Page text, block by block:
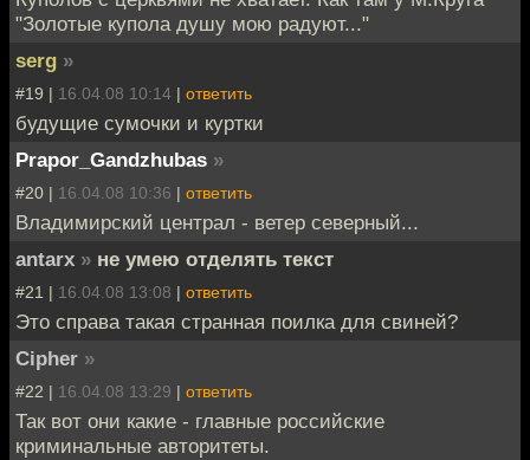
"Золотые купола душу мою радуют..."
serg »
#19 | 16.04.08 10:14 | ответить
будущие сумочки и куртки
Prapor_Gandzhubas »
#20 | 16.04.08 10:36 | ответить
Владимирский централ - ветер северный...
antarx » не умею отделять текст
#21 | 16.04.08 13:08 | ответить
Это справа такая странная поилка для свиней?
Cipher »
#22 | 16.04.08 13:29 | ответить
Так вот они какие - главные российские
криминальные авторитеты.